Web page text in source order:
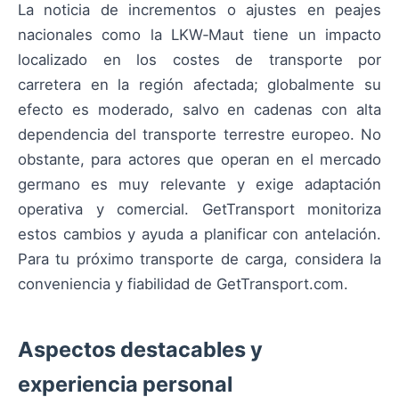
La noticia de incrementos o ajustes en peajes
nacionales como la LKW‑Maut tiene un impacto
localizado en los costes de transporte por
carretera en la región afectada; globalmente su
efecto es moderado, salvo en cadenas con alta
dependencia del transporte terrestre europeo. No
obstante, para actores que operan en el mercado
germano es muy relevante y exige adaptación
operativa y comercial. GetTransport monitoriza
estos cambios y ayuda a planificar con antelación.
Para tu próximo transporte de carga, considera la
conveniencia y fiabilidad de GetTransport.com.
Aspectos destacables y
experiencia personal